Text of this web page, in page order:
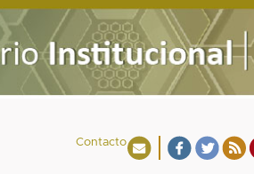
Contacto